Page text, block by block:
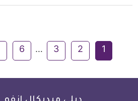
1
2
3
…
6